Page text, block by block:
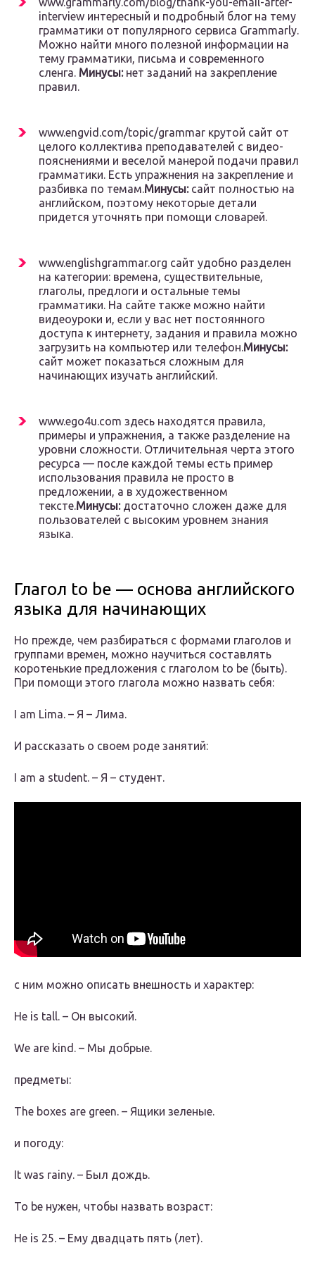
interview интересный и подробный блог на тему
грамматики от популярного сервиса Grammarly.
Можно найти много полезной информации на
тему грамматики, письма и современного
сленга. Минусы:нет заданий на закрепление
правил.
www.engvid.com/topic/grammar крутой сайт от
целого коллектива преподавателей с видео-
пояснениями и веселой манерой подачи правил
грамматики. Есть упражнения на закрепление и
разбивка по темам.Минусы:сайт полностью на
английском, поэтому некоторые детали
придется уточнять при помощи словарей.
www.englishgrammar.org сайт удобно разделен
на категории: времена, существительные,
глаголы, предлоги и остальные темы
грамматики. На сайте также можно найти
видеоуроки и, если у вас нет постоянного
доступа к интернету, задания и правила можно
загрузить на компьютер или телефон.Минусы:
сайт может показаться сложным для
начинающих изучать английский.
www.ego4u.com здесь находятся правила,
примеры и упражнения, а также разделение на
уровни сложности. Отличительная черта этого
ресурса — после каждой темы есть пример
использования правила не просто в
предложении, а в художественном
тексте.Минусы:достаточно сложен даже для
пользователей с высоким уровнем знания
языка.
Глагол to be — основа английского
языка для начинающих
Но прежде, чем разбираться с формами глаголов и
группами времен, можно научиться составлять
коротенькие предложения с глаголом to be (быть).
При помощи этого глагола можно назвать себя:
I am Lima. – Я – Лима.
И рассказать о своем роде занятий:
I am a student. – Я – студент.
с ним можно описать внешность и характер:
He is tall. – Он высокий.
We are kind. – Мы добрые.
предметы:
The boxes are green. – Ящики зеленые.
и погоду:
It was rainy. – Был дождь.
To be нужен, чтобы назвать возраст:
He is 25. – Ему двадцать пять (лет).